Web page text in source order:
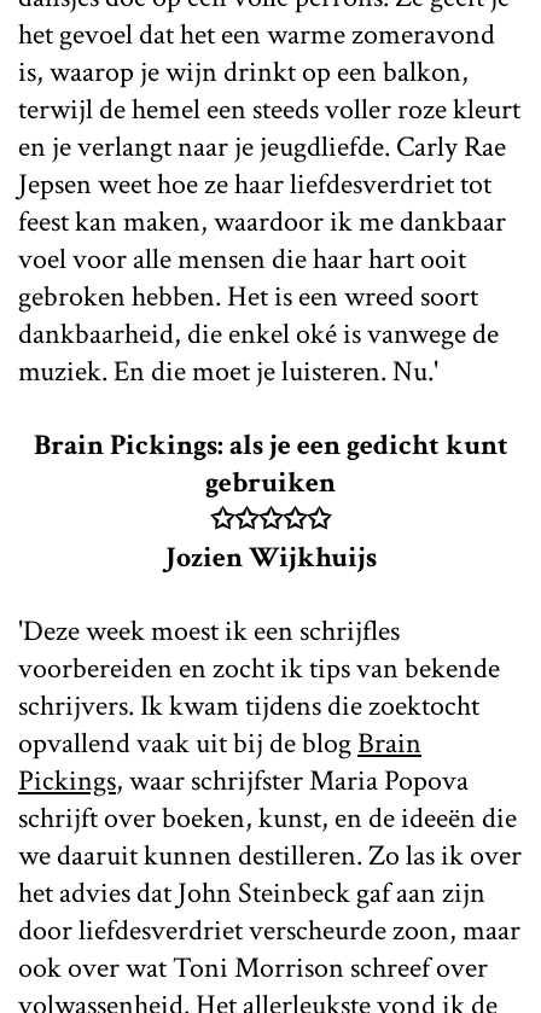
het gevoel dat het een warme zomeravond
is, waarop je wijn drinkt op een balkon,
terwijl de hemel een steeds voller roze kleurt
en je verlangt naar je jeugdliefde. Carly Rae
Jepsen weet hoe ze haar liefdesverdriet tot
feest kan maken, waardoor ik me dankbaar
voel voor alle mensen die haar hart ooit
gebroken hebben. Het is een wreed soort
dankbaarheid, die enkel oké is vanwege de
muziek. En die moet je luisteren. Nu.'
Brain Pickings: als je een gedicht kunt
gebruiken
✩✩✩✩✩
Jozien Wijkhuijs
'Deze week moest ik een schrijfles
voorbereiden en zocht ik tips van bekende
schrijvers. Ik kwam tijdens die zoektocht
opvallend vaak uit bij de blogBrain
Pickings, waar schrijfster Maria Popova
schrijft over boeken, kunst, en de ideeën die
we daaruit kunnen destilleren. Zo las ik over
het advies dat John Steinbeck gaf aan zijn
door liefdesverdriet verscheurde zoon, maar
ook over wat Toni Morrison schreef over
volwassenheid. Het allerleukste vond ik de